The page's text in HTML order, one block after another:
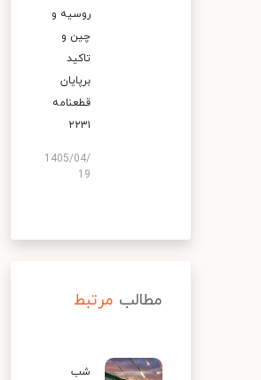
روسیه و
چین و
تاکید
برپایان
قطعنامه
۲۲۳۱
1405/04/
19
مطالب مرتبط
شب